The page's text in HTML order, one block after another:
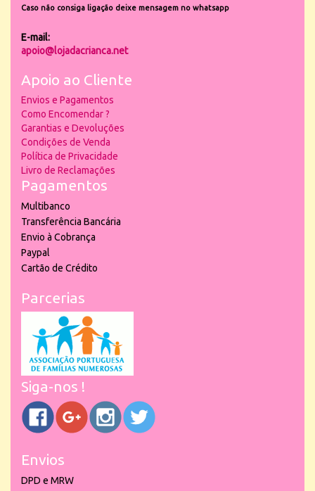
Caso não consiga ligação deixe mensagem no whatsapp
E-mail:
apoio@lojadacrianca.net
Apoio ao Cliente
Envios e Pagamentos
Como Encomendar ?
Garantias e Devoluções
Condições de Venda
Política de Privacidade
Livro de Reclamações
Pagamentos
Multibanco
Transferência Bancária
Envio à Cobrança
Paypal
Cartão de Crédito
Parcerias
Siga-nos !
Envios
DPD e MRW